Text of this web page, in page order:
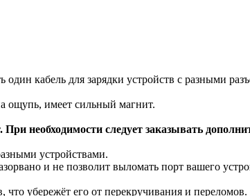
один кабель для зарядки устройств с разными
ощупь, имеет сильный магнит.
необходимости следует заказывать
устройствами.
и не позволит выломать порт вашего
что убережёт его от перекручивания и переломов.